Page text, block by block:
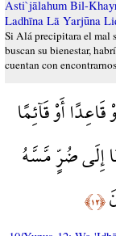
Asti`jālahum Bil-
Ladhīna Lā Yarjūna
Si Alá precipitara el mal
buscan su bienestar,
cuentan con
أَوْ قَآئِمًا
إِلَى ضُرٍّ مَّسَّهُ
﴿١٢﴾